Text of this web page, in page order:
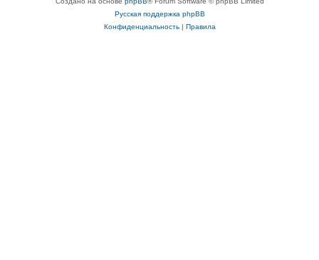
Русская поддержка phpBB
Конфиденциальность| Правила